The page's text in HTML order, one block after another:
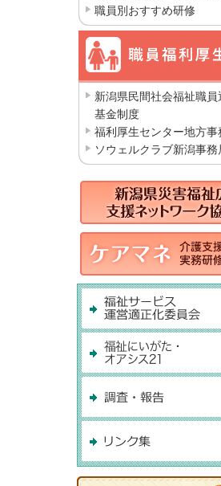
職員別おすすめ研修
新潟県民間社会福祉職員
基金制度
福利厚生センター地方事
ソウェルクラブ新潟事務